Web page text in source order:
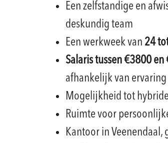
Een zelfstandige en
deskundig team
Een werkweek van 24
Salaris tussen €3800
afhankelijk van ervaring
Mogelijkheid tot
Ruimte voor
Kantoor in Veenendaal,